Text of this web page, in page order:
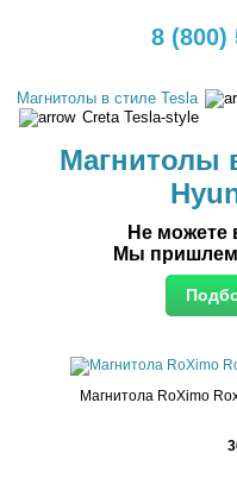
8 (800)
Магнитолы в стиле Tesla
Creta Tesla-style
Магнитолы
Не можете
Мы
Магнитола RoXimo